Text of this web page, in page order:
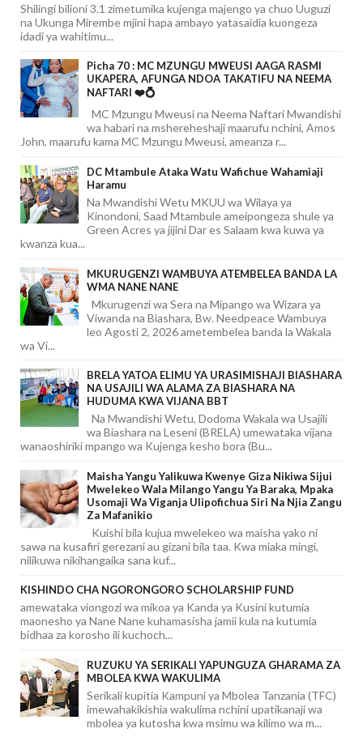
Shilingi bilioni 3.1 zimetumika kujenga majengo ya chuo Uuguzi
na Ukunga Mirembe mjini hapa ambayo yatasaidia kuongeza
idadi ya wahitimu...
Picha 70 : MC MZUNGU MWEUSI AAGA RASMI
UKAPERA, AFUNGA NDOA TAKATIFU NA NEEMA
NAFTARI ❤️💍
MC Mzungu Mweusi na Neema Naftari Mwandishi
wa habari na mshereheshaji maarufu nchini, Amos
John, maarufu kama MC Mzungu Mweusi, ameanza r...
DC Mtambule Ataka Watu Wafichue Wahamiaji
Haramu
Na Mwandishi Wetu MKUU wa Wilaya ya
Kinondoni, Saad Mtambule ameipongeza shule ya
Green Acres ya jijini Dar es Salaam kwa kuwa ya
kwanza kua...
MKURUGENZI WAMBUYA ATEMBELEA BANDA LA
WMA NANE NANE
Mkurugenzi wa Sera na Mipango wa Wizara ya
Viwanda na Biashara, Bw. Needpeace Wambuya
leo Agosti 2, 2026 ametembelea banda la Wakala
wa Vi...
BRELA YATOA ELIMU YA URASIMISHAJI BIASHARA
NA USAJILI WA ALAMA ZA BIASHARA NA
HUDUMA KWA VIJANA BBT
Na Mwandishi Wetu, Dodoma Wakala wa Usajili
wa Biashara na Leseni (BRELA) umewataka vijana
wanaoshiriki mpango wa Kujenga kesho bora (Bu...
Maisha Yangu Yalikuwa Kwenye Giza Nikiwa Sijui
Mwelekeo Wala Milango Yangu Ya Baraka, Mpaka
Usomaji Wa Viganja Ulipofichua Siri Na Njia Zangu
Za Mafanikio
Kuishi bila kujua mwelekeo wa maisha yako ni
sawa na kusafiri gerezani au gizani bila taa. Kwa miaka mingi,
nilikuwa nikihangaika sana kuf...
KISHINDO CHA NGORONGORO SCHOLARSHIP FUND
amewataka viongozi wa mikoa ya Kanda ya Kusini kutumia
maonesho ya Nane Nane kuhamasisha jamii kula na kutumia
bidhaa za korosho ili kuchoch...
RUZUKU YA SERIKALI YAPUNGUZA GHARAMA ZA
MBOLEA KWA WAKULIMA
Serikali kupitia Kampuni ya Mbolea Tanzania (TFC)
imewahakikishia wakulima nchini upatikanaji wa
mbolea ya kutosha kwa msimu wa kilimo wa m...